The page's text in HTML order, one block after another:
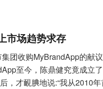
市场趋势求存
团收购MyBrandApp的献
至今，陈鼎健究竟成立
，才靦腆地说:“我从2010